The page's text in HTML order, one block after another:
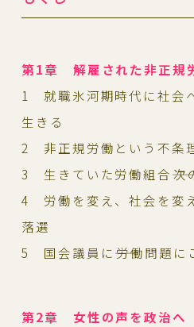
第1章 解雇された非正規
1 就職氷河期時代に社会へ
生きる
2 非正規労働という不条理
3 生きていた労働組合――次
4 労働を変え、社会を変え
落選
5 国会議員に――労働問題に
第2章 女性の声を政治へ